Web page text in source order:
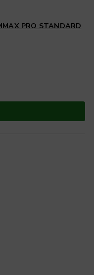
PRO STANDARD